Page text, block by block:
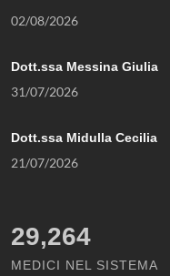
02/08/2026
Dott.ssa Messina Giulia
31/07/2026
Dott.ssa Midulla Cecilia
21/07/2026
29,264
MEDICI NEL SISTEMA